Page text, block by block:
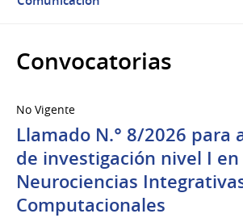
Convocatorias
No Vigente
Llamado N.° 8/2026 para
de investigación nivel I
Neurociencias
Computacionales